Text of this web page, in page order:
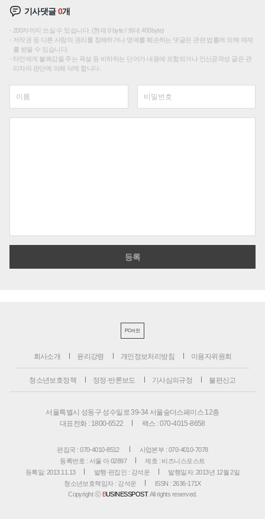
기사댓글0개
200자까지 쓰실 수 있습니다. (현재 0 byte / 최대 400byte)
저작권 등 다른 사람의 권리를 침해하거나 명예를 훼손하는 댓글은 관련 법률에 의해 제재
를 받을 수 있습니다.
타인에게 불쾌감을 주는 욕설 등 비하하는 단어가 내용에 포함되거나 인신공격성 글은 관
리자의 판단에 의해 삭제 합니다.
PC버전
회사소개 윤리강령 개인정보처리방침 이용자위원회
청소년보호정책 정정·반론보도 기사심의규정 불편신고
서울특별시 성동구 성수일로 39-34 서울숲더스페이스 12층
대표전화 : 1800-6522
팩스 : 070-4015-8658
편집국 : 070-4010-8512
사업본부 : 070-4010-7078
등록번호 : 서울 아 02897
제호 : 비즈니스포스트
등록일: 2013.11.13
발행·편집인 : 강석운
발행일자: 2013년 12월 2일
청소년보호책임자 : 강석운
ISSN : 2636-171X
Copyright ⓒ BUSINESSPOST. All rights reserved.